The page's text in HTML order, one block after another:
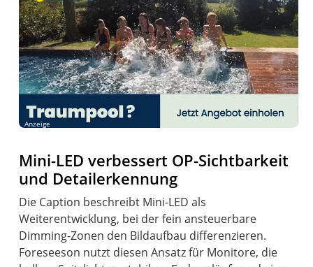
Anzeige
Mini-LED verbessert OP-Sichtbarkeit
und Detailerkennung
Die Caption beschreibt Mini-LED als
Weiterentwicklung, bei der fein ansteuerbare
Dimming-Zonen den Bildaufbau differenzieren.
Foreseeson nutzt diesen Ansatz für Monitore, die